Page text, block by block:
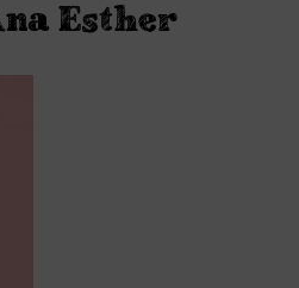
Esther